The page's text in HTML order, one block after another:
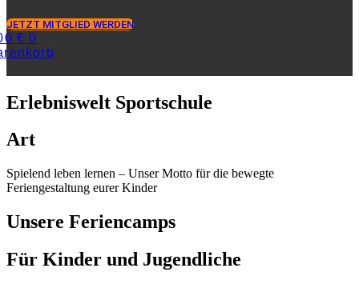
JETZT MITGLIED WERDEN
€ 0
Erlebniswelt Sportschule
Art
Spielend leben lernen – Unser Motto für die bewegte
Feriengestaltung eurer Kinder
Unsere Feriencamps
Für Kinder und Jugendliche